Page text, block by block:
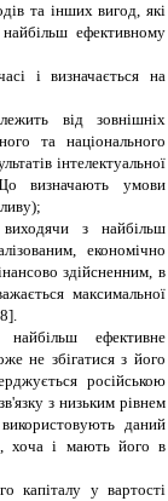
та інших вигод, які
ефективному
і визначається на
від зовнішніх
та національного
інтелектуальної
визначають умови
виходячи з найбільш
економічно
здійсненним, в
максимальної
.
ефективне
не збігатися з його
російською
з низьким рівнем
даний
хоча і мають його в
капіталу у вартості